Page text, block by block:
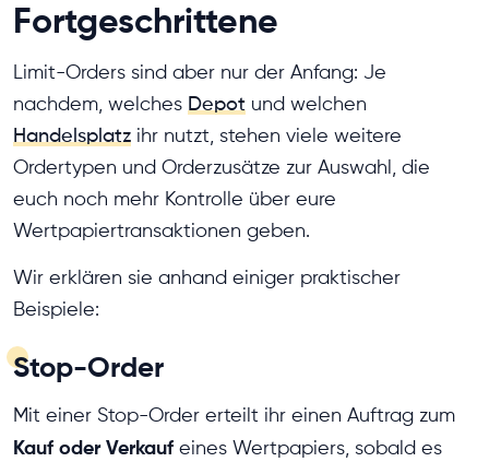
Fortgeschrittene
Limit-Orders sind aber nur der Anfang: Je
nachdem, welches Depot und welchen
Handelsplatz ihr nutzt, stehen viele weitere
Ordertypen und Orderzusätze zur Auswahl, die
euch noch mehr Kontrolle über eure
Wertpapiertransaktionen geben.
Wir erklären sie anhand einiger praktischer
Beispiele:
Stop-Order
Mit einer Stop-Order erteilt ihr einen Auftrag zum
Kauf oder Verkauf eines Wertpapiers, sobald es